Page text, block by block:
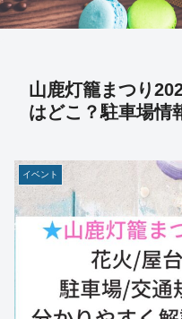
山鹿灯籠まつり
はどこ？駐車場情
イベント